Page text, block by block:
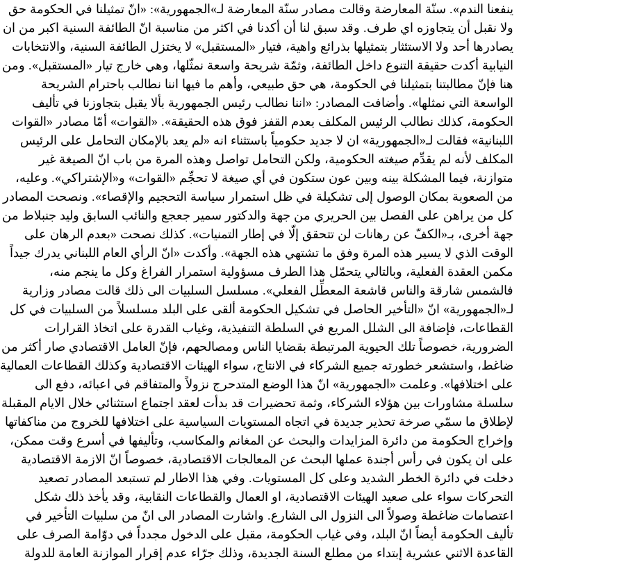
ينفعنا الندم». سنّة المعارضة وقالت مصادر سنّة المعارضة لـ»الجمهورية»: «انّ تمثيلنا في الحكومة حق
ولا نقبل أن يتجاوزه اي طرف. وقد سبق لنا أن أكدنا في اكثر من مناسبة انّ الطائفة السنية اكبر من ان
يصادرها أحد ولا الاستئثار بتمثيلها بذرائع واهية، فتيار «المستقبل» لا يختزل الطائفة السنية، والانتخابات
النيابية أكدت حقيقة التنوع داخل الطائفة، وثمّة شريحة واسعة نمثّلها، وهي خارج تيار «المستقبل». ومن
هنا فإنّ مطالبتنا بتمثيلنا في الحكومة، هي حق طبيعي، وأهم ما فيها اننا نطالب باحترام الشريحة
الواسعة التي نمثلها». وأضافت المصادر: «اننا نطالب رئيس الجمهورية بألا يقبل بتجاوزنا في تأليف
الحكومة، كذلك نطالب الرئيس المكلف بعدم القفز فوق هذه الحقيقة». «القوات» أمّا مصادر «القوات
اللبنانية» فقالت لـ«الجمهورية» ان لا جديد حكومياً باستثناء انه «لم يعد بالإمكان التحامل على الرئيس
المكلف لأنه لم يقدِّم صيغته الحكومية، ولكن التحامل تواصل وهذه المرة من باب انّ الصيغة غير
متوازنة، فيما المشكلة بينه وبين عون ستكون في أي صيغة لا تحجِّم «القوات» و«الإشتراكي». وعليه،
من الصعوبة بمكان الوصول إلى تشكيلة في ظل استمرار سياسة التحجيم والإقصاء». ونصحت المصادر
كل من يراهن على الفصل بين الحريري من جهة والدكتور سمير جعجع والنائب السابق وليد جنبلاط من
جهة أخرى، بـ«الكفّ عن رهانات لن تتحقق إلّا في إطار التمنيات». كذلك نصحت «بعدم الرهان على
الوقت الذي لا يسير هذه المرة وفق ما تشتهي هذه الجهة». وأكدت «انّ الرأي العام اللبناني يدرك جيداً
مكمن العقدة الفعلية، وبالتالي يتحمّل هذا الطرف مسؤولية استمرار الفراغ وكل ما ينجم منه،
فالشمس شارقة والناس قاشعة المعطِّل الفعلي». مسلسل السلبيات الى ذلك قالت مصادر وزارية
لـ«الجمهورية» انّ «التأخير الحاصل في تشكيل الحكومة ألقى على البلد مسلسلاً من السلبيات في كل
القطاعات، فإضافة الى الشلل المريع في السلطة التنفيذية، وغياب القدرة على اتخاذ القرارات
الضرورية، خصوصاً تلك الحيوية المرتبطة بقضايا الناس ومصالحهم، فإنّ العامل الاقتصادي صار أكثر من
ضاغط، واستشعر خطورته جميع الشركاء في الانتاج، سواء الهيئات الاقتصادية وكذلك القطاعات العمالية
على اختلافها». وعلمت «الجمهورية» انّ هذا الوضع المتدحرج نزولاً والمتفاقم في اعبائه، دفع الى
سلسلة مشاورات بين هؤلاء الشركاء، وثمة تحضيرات قد بدأت لعقد اجتماع استثنائي خلال الايام المقبلة
لإطلاق ما سمّي صرخة تحذير جديدة في اتجاه المستويات السياسية على اختلافها للخروج من مناكفاتها
وإخراج الحكومة من دائرة المزايدات والبحث عن المغانم والمكاسب، وتأليفها في أسرع وقت ممكن،
على ان يكون في رأس أجندة عملها البحث عن المعالجات الاقتصادية، خصوصاً انّ الازمة الاقتصادية
دخلت في دائرة الخطر الشديد وعلى كل المستويات. وفي هذا الاطار لم تستبعد المصادر تصعيد
التحركات سواء على صعيد الهيئات الاقتصادية، او العمال والقطاعات النقابية، وقد يأخذ ذلك شكل
اعتصامات ضاغطة وصولاً الى النزول الى الشارع. واشارت المصادر الى انّ من سلبيات التأخير في
تأليف الحكومة أيضاً انّ البلد، وفي غياب الحكومة، مقبل على الدخول مجدداً في دوّامة الصرف على
القاعدة الاثني عشرية إبتداء من مطلع السنة الجديدة، وذلك جرّاء عدم إقرار الموازنة العامة للدولة